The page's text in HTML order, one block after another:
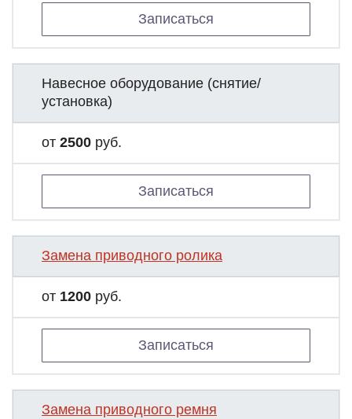
Записаться
Навесное оборудование (снятие/
установка)
от 2500 руб.
Записаться
Замена приводного ролика
от 1200 руб.
Записаться
Замена приводного ремня